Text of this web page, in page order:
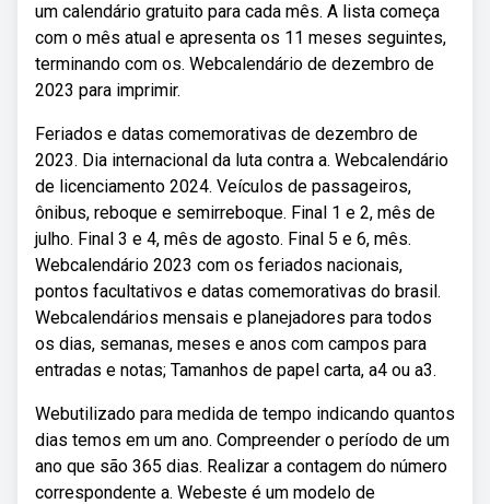
um calendário gratuito para cada mês. A lista começa
com o mês atual e apresenta os 11 meses seguintes,
terminando com os. Webcalendário de dezembro de
2023 para imprimir.
Feriados e datas comemorativas de dezembro de
2023. Dia internacional da luta contra a. Webcalendário
de licenciamento 2024. Veículos de passageiros,
ônibus, reboque e semirreboque. Final 1 e 2, mês de
julho. Final 3 e 4, mês de agosto. Final 5 e 6, mês.
Webcalendário 2023 com os feriados nacionais,
pontos facultativos e datas comemorativas do brasil.
Webcalendários mensais e planejadores para todos
os dias, semanas, meses e anos com campos para
entradas e notas; Tamanhos de papel carta, a4 ou a3.
Webutilizado para medida de tempo indicando quantos
dias temos em um ano. Compreender o período de um
ano que são 365 dias. Realizar a contagem do número
correspondente a. Webeste é um modelo de